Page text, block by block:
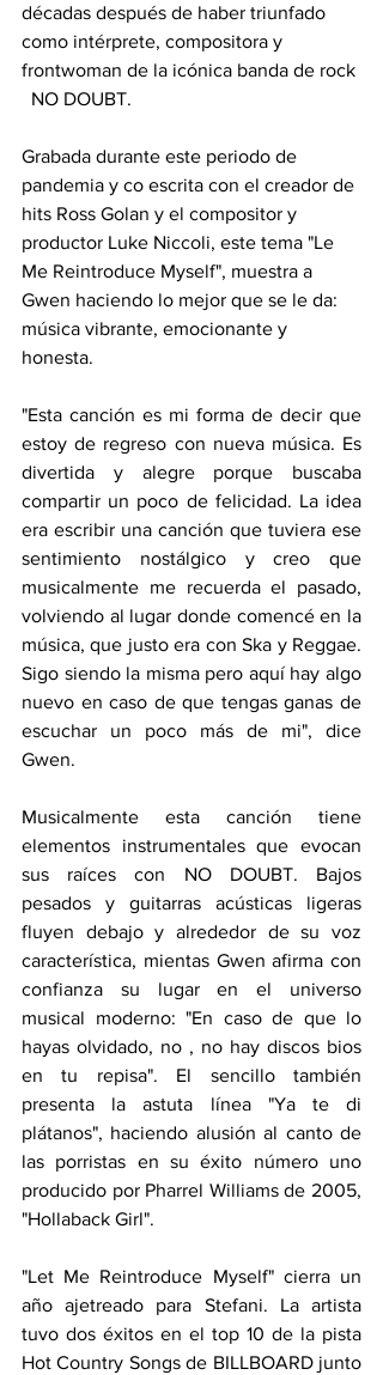
décadas después de haber triunfado
como intérprete, compositora y
frontwoman de la icónica banda de rock
  NO DOUBT.
Grabada durante este periodo de
pandemia y co escrita con el creador de
hits Ross Golan y el compositor y
productor Luke Niccoli, este tema "Le
Me Reintroduce Myself", muestra a
Gwen haciendo lo mejor que se le da:
música vibrante, emocionante y
honesta.
"Esta canción es mi forma de decir que
estoy de regreso con nueva música. Es
divertida y alegre porque buscaba
compartir un poco de felicidad. La idea
era escribir una canción que tuviera ese
sentimiento nostálgico y creo que
musicalmente me recuerda el pasado,
volviendo al lugar donde comencé en la
música, que justo era con Ska y Reggae.
Sigo siendo la misma pero aquí hay algo
nuevo en caso de que tengas ganas de
escuchar un poco más de mi", dice
Gwen.
Musicalmente esta canción tiene
elementos instrumentales que evocan
sus raíces con NO DOUBT. Bajos
pesados y guitarras acústicas ligeras
fluyen debajo y alrededor de su voz
característica, mientas Gwen afirma con
confianza su lugar en el universo
musical moderno: "En caso de que lo
hayas olvidado, no , no hay discos bios
en tu repisa". El sencillo también
presenta la astuta línea "Ya te di
plátanos", haciendo alusión al canto de
las porristas en su éxito número uno
producido por Pharrel Williams de 2005,
"Hollaback Girl".
"Let Me Reintroduce Myself" cierra un
año ajetreado para Stefani. La artista
tuvo dos éxitos en el top 10 de la pista
Hot Country Songs de BILLBOARD junto